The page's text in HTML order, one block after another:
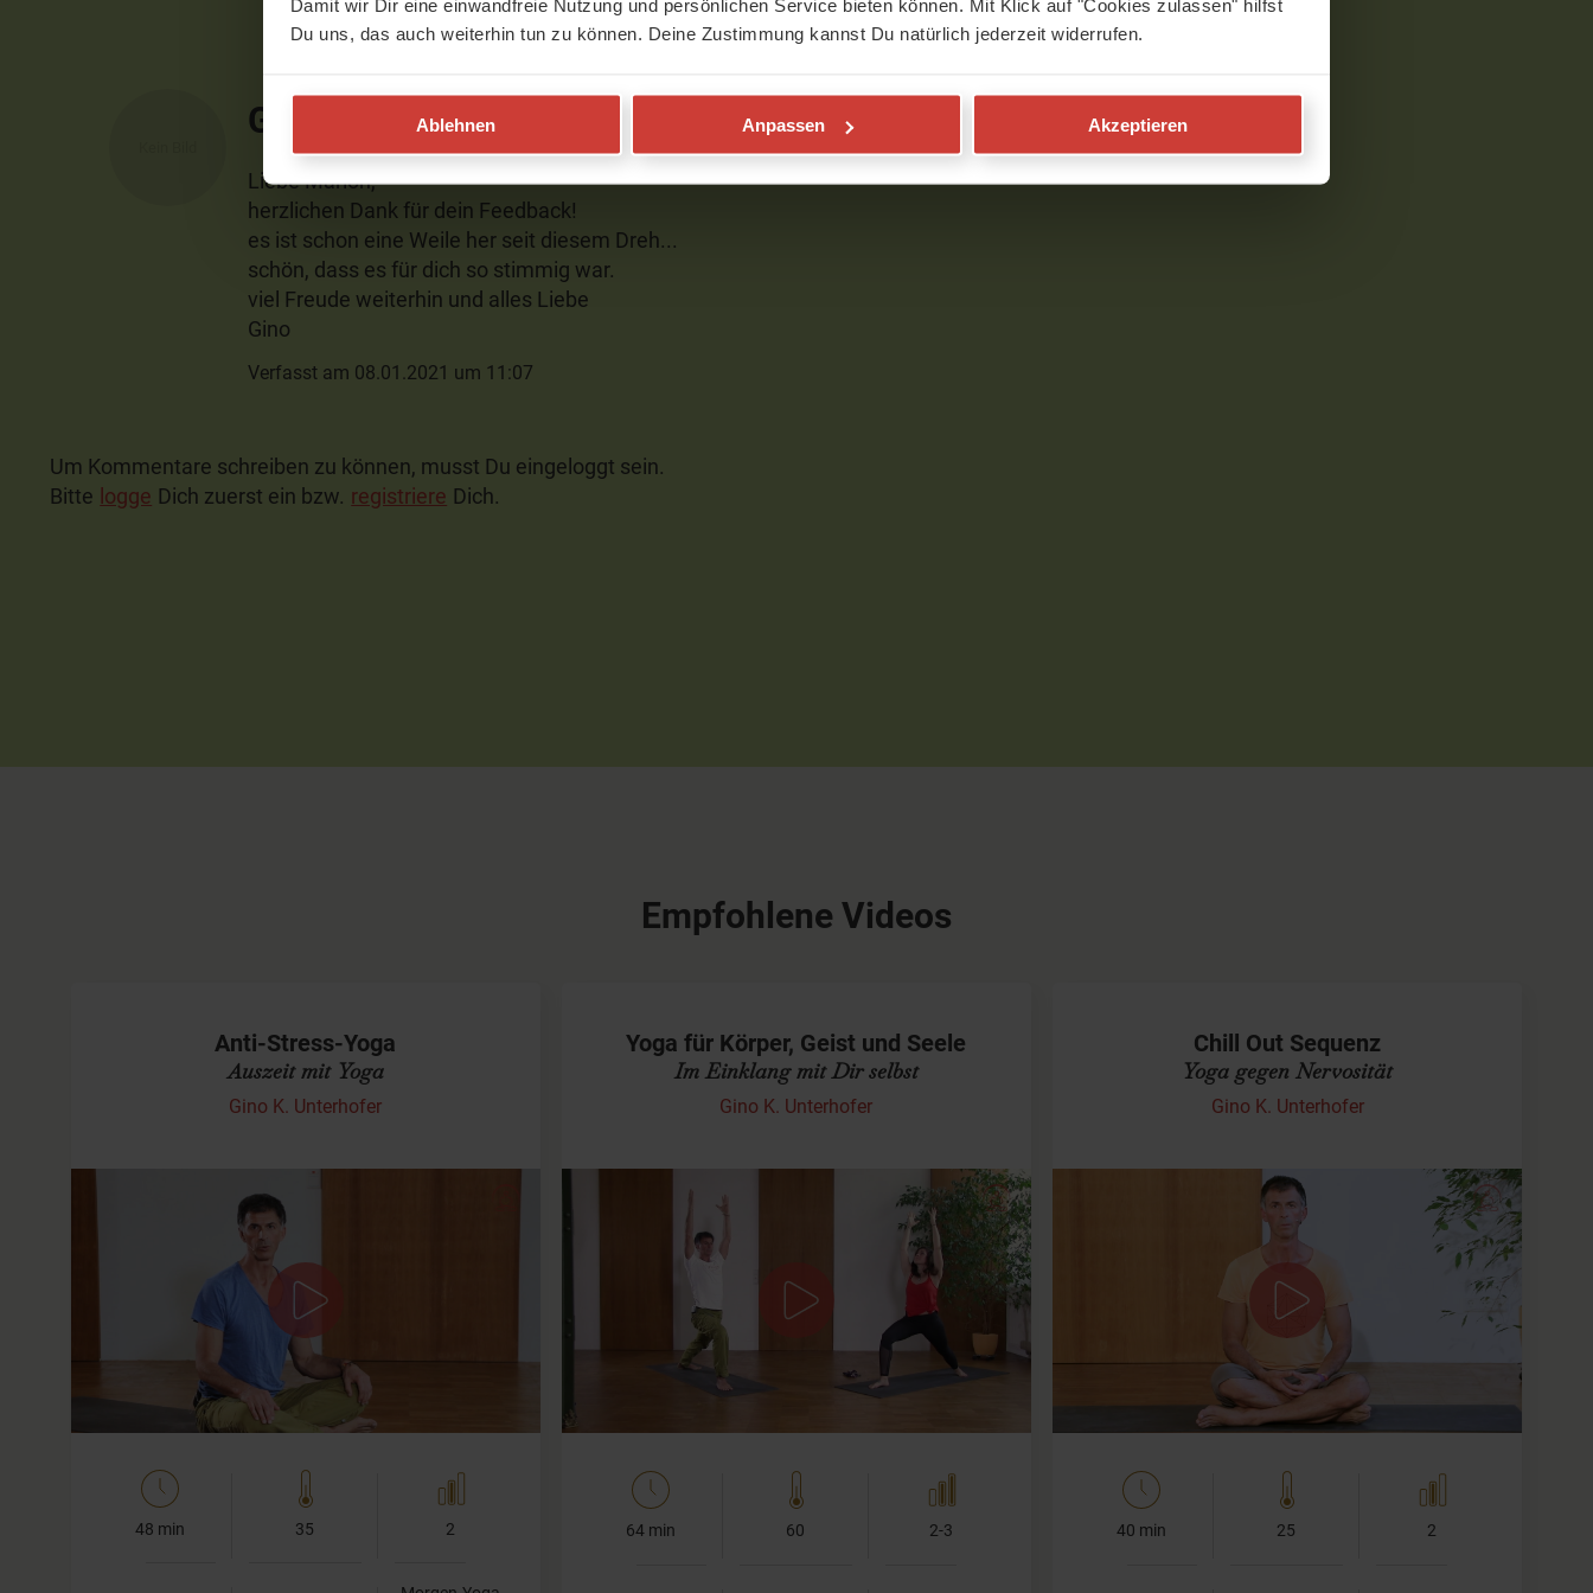
Damit wir Dir eine einwandfreie Nutzung und persönlichen Service bieten können. Mit Klick auf "Cookies zulassen" hilfst
Du uns, das auch weiterhin tun zu können. Deine Zustimmung kannst Du natürlich jederzeit widerrufen.
Ablehnen Anpassen Akzeptieren
Gino K.
Liebe Marion,
herzlichen Dank für dein Feedback!
es ist schon eine Weile her seit diesem Dreh...
schön, dass es für dich so stimmig war.
viel Freude weiterhin und alles Liebe
Gino
Verfasst am 08.01.2021 um 11:07
Um Kommentare schreiben zu können, musst Du eingeloggt sein.
Bitte logge Dich zuerst ein bzw. registriere Dich.
Empfohlene Videos
Anti-Stress-Yoga
Auszeit mit Yoga
Gino K. Unterhofer
Yoga gegen Stress
Diese Yoga-Klasse wirkt beruhigend und reduziert
inneren Stress. Sie ist bestens geeignet, um abends
einen stressigen Tag loszulassen und sich vor dem
Schlafen gehen in einen…
48 min 35 2
Yoga für Körper, Geist und Seele
Im Einklang mit Dir selbst
Gino K. Unterhofer
Asanas, Pranayama und Meditation
In diesem Yoga-Video beschäftigen wir uns mit einer
guten Balance zwischen Asana-, Pranayama- und
Meditationspraxis. Denn oft sind wir gefühlsmäßig
64 min 60 2-3
Chill Out Sequenz
Yoga gegen Nervosität
Gino K. Unterhofer
Yoga zur Entspannung
Du fühlst Nervosität und Anspannung in der Brust?
Dann sind die Yoga Übungen in diesem Video die
richtigen für Dich.
Ich führe Dich durch eine Sequenz von Yoga Übungen
zur…
40 min 25 2